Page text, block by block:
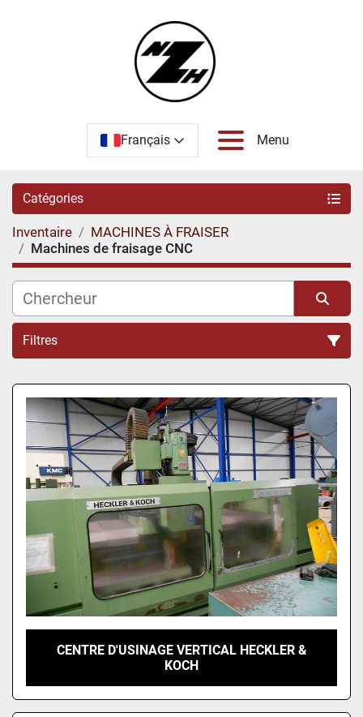
Français Menu
Catégories
Inventaire
MACHINES À FRAISER
Machines de fraisage CNC
Filtres
CENTRE D'USINAGE VERTICAL HECKLER &
KOCH